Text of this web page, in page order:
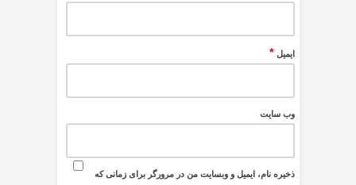
ایمیل*
وب‌ سایت
ذخیره نام، ایمیل و وبسایت من در مرورگر برای زمانی که